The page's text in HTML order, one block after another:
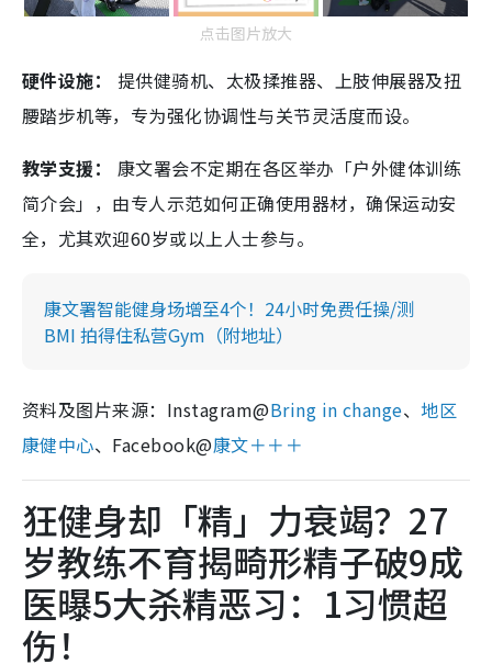
点击图片放大
硬件设施：
提供健骑机、太极揉推器、上肢伸展器及扭
腰踏步机等，专为强化协调性与关节灵活度而设。
教学支援：
康文署会不定期在各区举办「户外健体训练
简介会」，由专人示范如何正确使用器材，确保运动安
全，尤其欢迎60岁或以上人士参与。
康文署智能健身场增至4个！24小时免费任操/测
BMI 拍得住私营Gym（附地址）
资料及图片来源：Instagram@Bring in change、地区
康健中心、Facebook@康文＋＋＋
狂健身却「精」力衰竭？27
岁教练不育揭畸形精子破9成
医曝5大杀精恶习：1习惯超
伤！